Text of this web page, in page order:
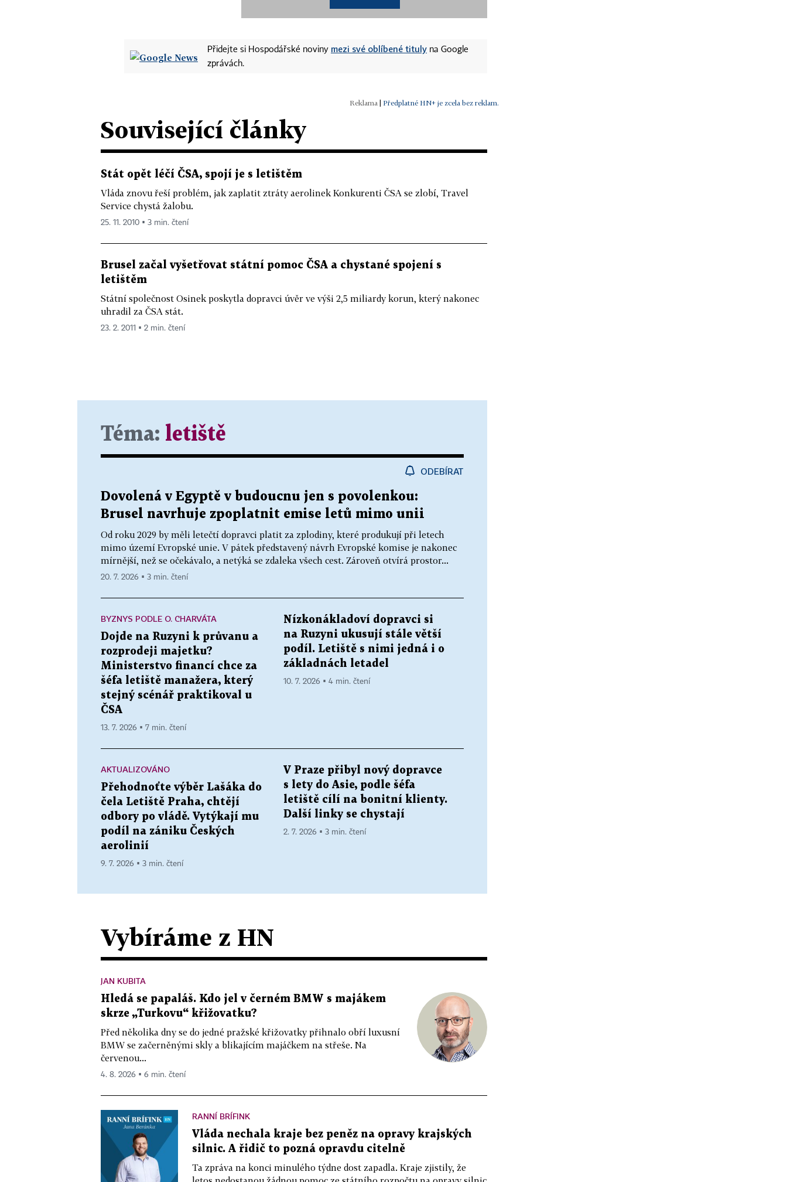
Přidejte si Hospodářské noviny mezi své oblíbené tituly na Google
zprávách.
Předplatné HN+ je zcela bez reklam.
Související články
Stát opět léčí ČSA, spojí je s letištěm
Vláda znovu řeší problém, jak zaplatit ztráty aerolinek Konkurenti ČSA se zlobí, Travel
Service chystá žalobu.
25. 11. 2010 ▪ 3 min. čtení
Brusel začal vyšetřovat státní pomoc ČSA a chystané spojení s
letištěm
Státní společnost Osinek poskytla dopravci úvěr ve výši 2,5 miliardy korun, který nakonec
uhradil za ČSA stát.
23. 2. 2011 ▪ 2 min. čtení
Téma: letiště
ODEBÍRAT
Dovolená v Egyptě v budoucnu jen s povolenkou:
Brusel navrhuje zpoplatnit emise letů mimo unii
Od roku 2029 by měli letečtí dopravci platit za zplodiny, které produkují při letech
mimo území Evropské unie. V pátek představený návrh Evropské komise je nakonec
mírnější, než se očekávalo, a netýká se zdaleka všech cest. Zároveň otvírá prostor...
20. 7. 2026 ▪ 3 min. čtení
BYZNYS PODLE O. CHARVÁTA
Dojde na Ruzyni k průvanu a
rozprodeji majetku?
Ministerstvo financí chce za
šéfa letiště manažera, který
stejný scénář praktikoval u
ČSA
13. 7. 2026 ▪ 7 min. čtení
Nízkonákladoví dopravci si
na Ruzyni ukusují stále větší
podíl. Letiště s nimi jedná i o
základnách letadel
10. 7. 2026 ▪ 4 min. čtení
AKTUALIZOVÁNO
Přehodnoťte výběr Lašáka do
čela Letiště Praha, chtějí
odbory po vládě. Vytýkají mu
podíl na zániku Českých
aerolinií
9. 7. 2026 ▪ 3 min. čtení
V Praze přibyl nový dopravce
s lety do Asie, podle šéfa
letiště cílí na bonitní klienty.
Další linky se chystají
2. 7. 2026 ▪ 3 min. čtení
Vybíráme z HN
JAN KUBITA
Hledá se papaláš. Kdo jel v černém BMW s majákem
skrze „Turkovu“ křižovatku?
Před několika dny se do jedné pražské křižovatky přihnalo obří luxusní
BMW se začerněnými skly a blikajícím majáčkem na střeše. Na
červenou...
4. 8. 2026 ▪ 6 min. čtení
RANNÍ BRÍFINK
Vláda nechala kraje bez peněz na opravy krajských
silnic. A řidič to pozná opravdu citelně
Ta zpráva na konci minulého týdne dost zapadla. Kraje zjistily, že